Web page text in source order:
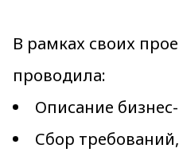
В рамках своих
проводила:
Описание
Сбор